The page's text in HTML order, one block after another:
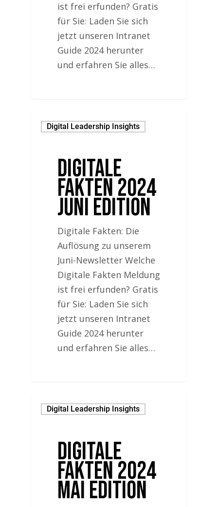
ist frei erfunden? Gratis
für Sie: Laden Sie sich
jetzt unseren Intranet
Guide 2024 herunter
und erfahren Sie alles…
Digital Leadership Insights
Digitale
Fakten 2024
Juni Edition
Digitale Fakten: Die
Auflösung zu unserem
Juni-Newsletter Welche
Digitale Fakten Meldung
ist frei erfunden? Gratis
für Sie: Laden Sie sich
jetzt unseren Intranet
Guide 2024 herunter
und erfahren Sie alles…
Digital Leadership Insights
Digitale
Fakten 2024
Mai Edition